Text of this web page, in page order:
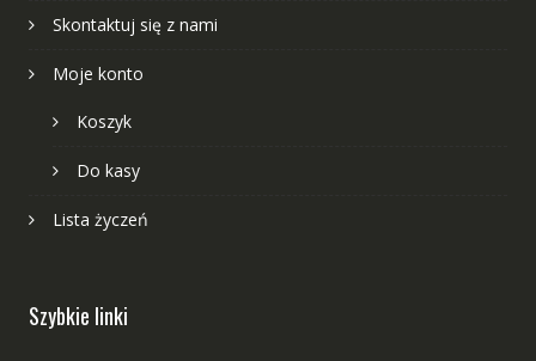
Skontaktuj się z nami
Moje konto
Koszyk
Do kasy
Lista życzeń
Szybkie linki